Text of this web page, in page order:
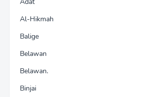
Adat
Al-Hikmah
Balige
Belawan
Belawan.
Binjai